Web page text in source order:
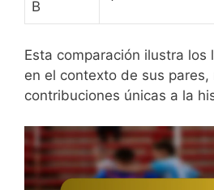
B
Esta comparación ilustra los
en el contexto de sus
contribuciones únicas a la